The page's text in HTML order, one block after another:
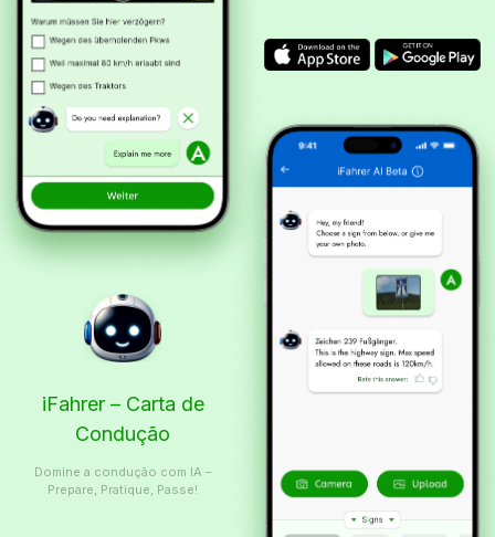
iFahrer – Carta de
Condução
Domine a condução com IA –
Prepare, Pratique, Passe!